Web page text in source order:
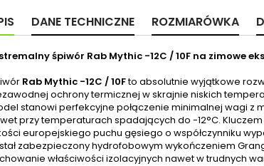
DANE TECHNICZNE ROZMIARÓWKA
śpiwór Rab Mythic -12C / 10F na zimowe
Rab Mythic -12C / 10Fto absolutnie wyjątkowe
ochrony termicznej w skrajnie niskich
stanowi perfekcyjne połączenie minimalnej wagi z
przy temperaturach spadających do -12°C.
europejskiego puchu gęsiego o współczynniku
zabezpieczony hydrofobowym wykończeniem
właściwości izolacyjnych nawet w trudnych